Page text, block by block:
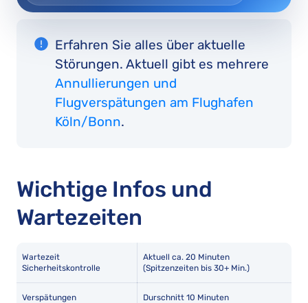
Erfahren Sie alles über aktuelle
Störungen. Aktuell gibt es mehrere
Annullierungen und
Flugverspätungen am Flughafen
Köln/Bonn.
Wichtige Infos und
Wartezeiten
Wartezeit
Sicherheitskontrolle
Aktuell ca. 20 Minuten
(Spitzenzeiten bis 30+ Min.)
Verspätungen Durschnitt 10 Minuten